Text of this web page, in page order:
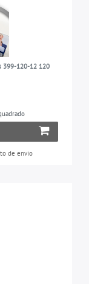
399-120-12 120
de envio